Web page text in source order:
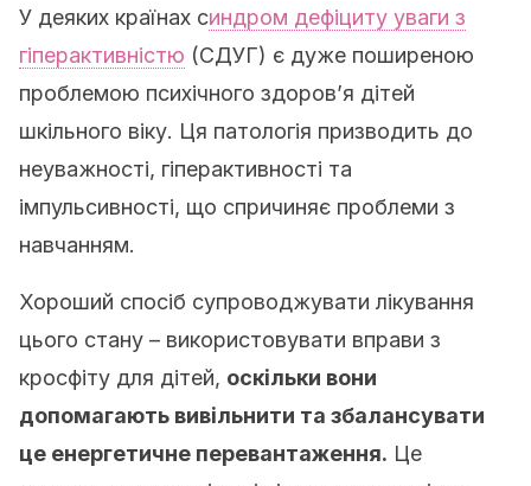
У деяких країнах синдром дефіциту уваги з
гіперактивністю (СДУГ) є дуже поширеною
проблемою психічного здоров’я дітей
шкільного віку. Ця патологія призводить до
неуважності, гіперактивності та
імпульсивності, що спричиняє проблеми з
навчанням.
Хороший спосіб супроводжувати лікування
цього стану – використовувати вправи з
кросфіту для дітей, оскільки вони
допомагають вивільнити та збалансувати
це енергетичне перевантаження. Це